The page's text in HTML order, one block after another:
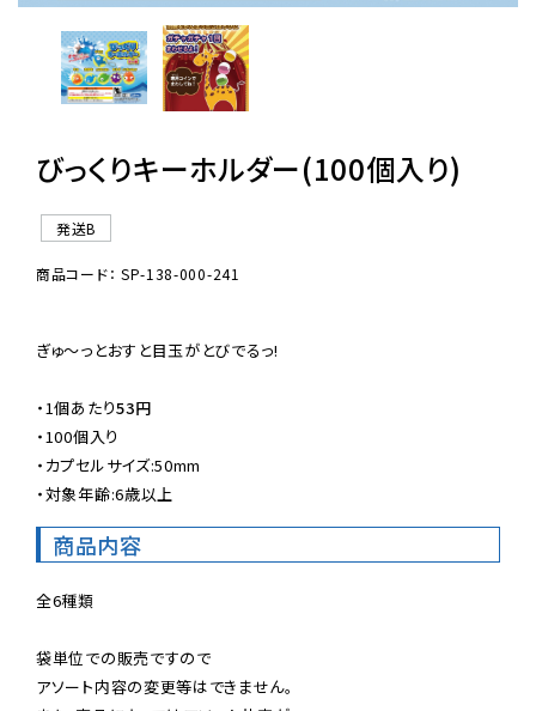
販促用カプセルトイ
よくあるご質問
06-6282-7659
びっくりキーホルダー(100個入り)
発送B
商品コード： SP-138-000-241
ぎゅ〜っとおすと目玉がとびでるっ!
・ 1個あたり53円
・100個入り
・カプセルサイズ:50mm
・対象年齢:6歳以上
商品内容
全6種類
袋単位での販売ですので
アソート内容の変更等はできません。